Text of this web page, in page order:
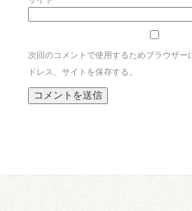
次回のコメントで使用するためブラウザー
ドレス、サイトを保存する。